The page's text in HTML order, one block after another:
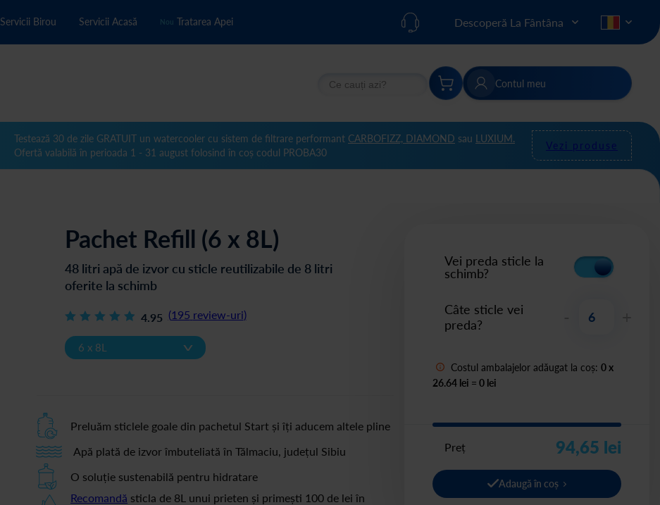
Servicii Birou Servicii Acasă Nou Tratarea Apei Descoperă La Fântâna
Căutare Căutare Contul meu
Testează 30 de zile GRATUIT un watercooler cu sistem de filtrare performant CARBOFIZZ, DIAMOND sau LUXIUM.
Ofertă valabilă în perioada 1 - 31 august folosind în coș codul PROBA30
Vezi produse
Pachet Refill (6 x 8L)
48 litri apă de izvor cu sticle reutilizabile de 8 litri
oferite la schimb
4.95 (195 review-uri)
v
6 x 8L
Preluăm sticlele goale din pachetul Start și îți aducem altele pline
Apă plată de izvor îmbuteliată în Tălmaciu, județul Sibiu
O soluție sustenabilă pentru hidratare
Recomandă sticla de 8L unui prieten și primești 100 de lei în
Vei preda sticle la
schimb?
Câte sticle vei
preda?
Costul ambalajelor adăugat la coș: 0x
26.64 lei = 0lei
Preț 94,65 lei
Adaugă în coș